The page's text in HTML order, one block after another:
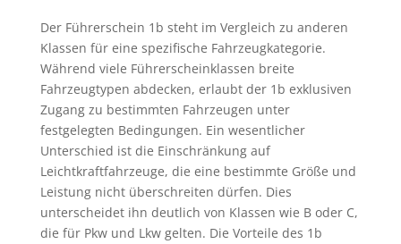
Der Führerschein 1b steht im Vergleich zu anderen
Klassen für eine spezifische Fahrzeugkategorie.
Während viele Führerscheinklassen breite
Fahrzeugtypen abdecken, erlaubt der 1b exklusiven
Zugang zu bestimmten Fahrzeugen unter
festgelegten Bedingungen. Ein wesentlicher
Unterschied ist die Einschränkung auf
Leichtkraftfahrzeuge, die eine bestimmte Größe und
Leistung nicht überschreiten dürfen. Dies
unterscheidet ihn deutlich von Klassen wie B oder C,
die für Pkw und Lkw gelten. Die Vorteile des 1b